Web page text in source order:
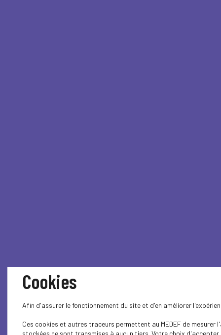
Cookies
Afin d'assurer le fonctionnement du site et d'en améliorer
Ces cookies et autres traceurs permettent au MEDEF de
stockées ne sont transmises à aucun tiers. Votre choix